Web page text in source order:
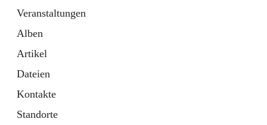
Veranstaltungen
Alben
Artikel
Dateien
Kontakte
Standorte